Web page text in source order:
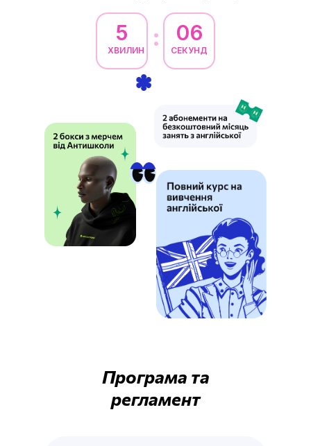
:
ХВИЛИН СЕКУНД
5 05
Програма та
регламент